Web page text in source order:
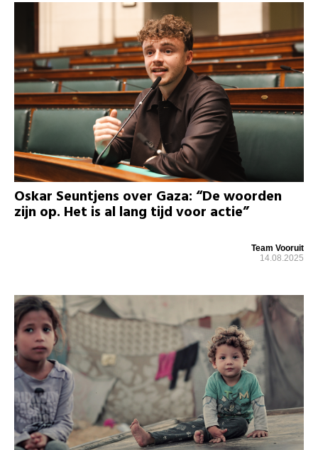
Oskar Seuntjens over Gaza: “De woorden
zijn op. Het is al lang tijd voor actie”
Team Vooruit
14.08.2025